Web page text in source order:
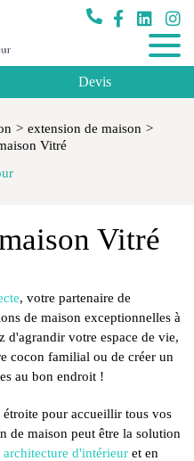
Devis
extension de maison
Vitré
Vitré
, votre partenaire de
de maison exceptionnelles à
d'agrandir votre espace de vie,
cocon familial ou de créer un
au bon endroit !
pour accueillir tous vos
de maison peut être la solution
architecture d'intérieur et en